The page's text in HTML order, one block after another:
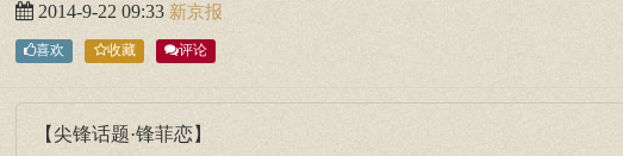
2014-9-22 09:33 新京报
喜欢 收藏 评论
【尖锋话题·锋菲恋】